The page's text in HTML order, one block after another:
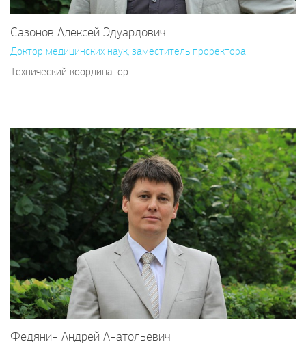
Сазонов Алексей Эдуардович
Доктор медицинских наук, заместитель проректора
Технический координатор
Федянин Андрей Анатольевич